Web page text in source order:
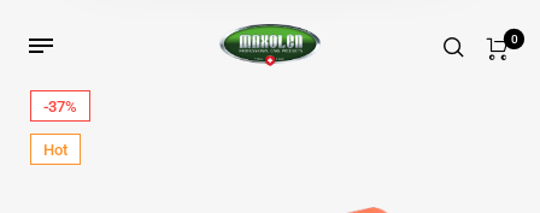
0
-37%
Hot